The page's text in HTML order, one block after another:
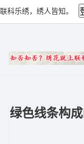
联科乐绣，绣人皆知。
绿色线条构